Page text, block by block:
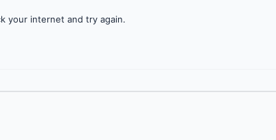
your internet and try again.